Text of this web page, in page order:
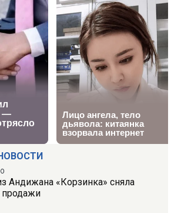
Андижана «Корзинка» сняла
продажи